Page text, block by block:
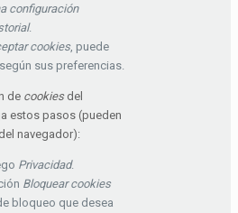
configuración
.
cookies, puede
sus preferencias.
de cookiesdel
estos pasos (pueden
navegador):
Privacidad.
Bloquear cookies
bloqueo que desea